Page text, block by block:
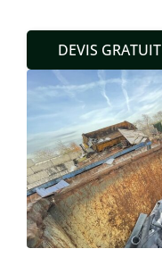
DEVIS GRATUIT